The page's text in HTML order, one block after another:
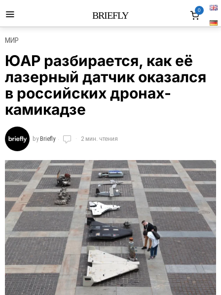
BRIEFLY 0
МИР
ЮАР разбирается, как её
лазерный датчик оказался
в российских дронах-
камикадзе
byBriefly 2 мин. чтения